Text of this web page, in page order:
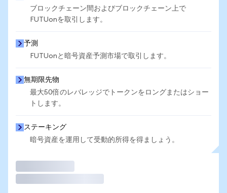
ブロックチェーン間およびブロックチェーン上で
FUTUonを取引します。
予測
FUTUonと暗号資産予測市場で取引します。
無期限先物
最大50倍のレバレッジでトークンをロングまたはショー
トします。
ステーキング
暗号資産を運用して受動的所得を得ましょう。